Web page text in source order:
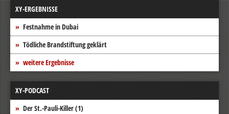
XY-ERGEBNISSE
Festnahme in Dubai
Tödliche Brandstiftung geklärt
weitere Ergebnisse
XY-PODCAST
Der St.-Pauli-Killer (1)